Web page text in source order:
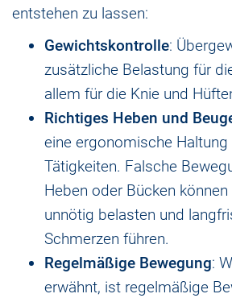
entstehen zu lassen:
Gewichtskontrolle:
zusätzliche Belastung für
allem für die Knie und
Richtiges Heben und
eine ergonomische
Tätigkeiten. Falsche
Heben oder Bücken können
unnötig belasten und
Schmerzen führen.
Regelmäßige Bewegung:
erwähnt, ist regelmäßige